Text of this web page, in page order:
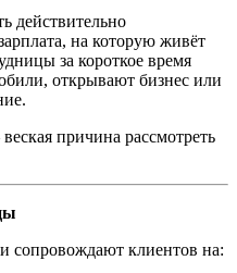
действительно
на которую живёт
за короткое время
открывают бизнес или
причина рассмотреть
сопровождают клиентов на: